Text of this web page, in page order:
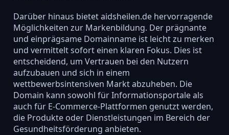
Darüber hinaus bietet aidsheilen.de hervorragende
Möglichkeiten zur Markenbildung. Der prägnante
und einprägsame Domainname ist leicht zu merken
und vermittelt sofort einen klaren Fokus. Dies ist
entscheidend, um Vertrauen bei den Nutzern
aufzubauen und sich in einem
wettbewerbsintensiven Markt abzuheben. Die
Domain kann sowohl für Informationsportale als
auch für E-Commerce-Plattformen genutzt werden,
die Produkte oder Dienstleistungen im Bereich der
Gesundheitsförderung anbieten.